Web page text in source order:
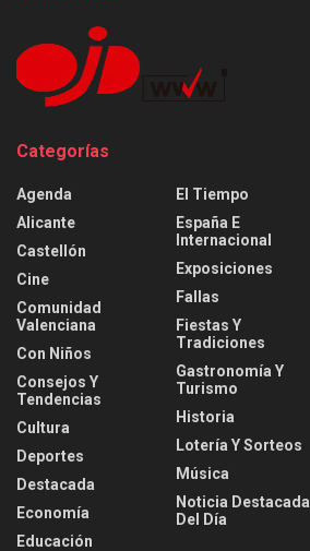
Categorías
Agenda
Alicante
Castellón
Cine
Comunidad
Valenciana
Con Niños
Consejos Y
Tendencias
Cultura
Deportes
Destacada
Economía
Educación
El Tiempo
España E
Internacional
Exposiciones
Fallas
Fiestas Y
Tradiciones
Gastronomía Y
Turismo
Historia
Lotería Y Sorteos
Música
Noticia Destacada
Del Día